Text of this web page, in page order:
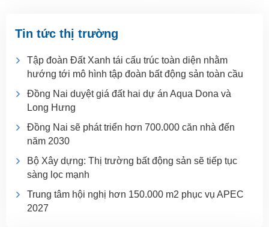
Tin tức thị trường
Tập đoàn Đất Xanh tái cấu trúc toàn diện nhằm
hướng tới mô hình tập đoàn bất động sản toàn cầu
Đồng Nai duyệt giá đất hai dự án Aqua Dona và
Long Hưng
Đồng Nai sẽ phát triển hơn 700.000 căn nhà đến
năm 2030
Bộ Xây dựng: Thị trường bất động sản sẽ tiếp tục
sàng lọc mạnh
Trung tâm hội nghị hơn 150.000 m2 phục vụ APEC
2027